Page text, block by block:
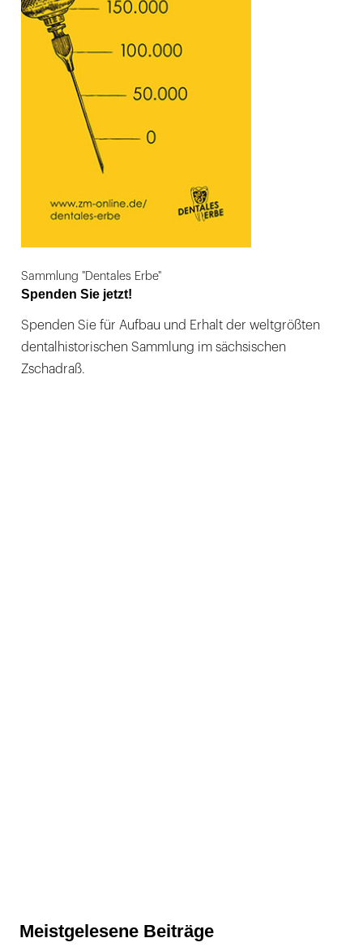
Sammlung "Dentales Erbe"
Spenden Sie jetzt!
Spenden Sie für Aufbau und Erhalt der weltgrößten
dentalhistorischen Sammlung im sächsischen
Zschadraß.
Meistgelesene Beiträge